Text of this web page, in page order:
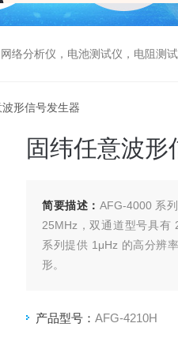
电池测试仪，电阻测试仪，数据采集仪
形信号发生器
固纬任意波形
简要描述： AFG-4000 系
25MHz，双通道型号具有
系列提供 1μHz 的高分辨
形。
产品型号： AFG-4210H